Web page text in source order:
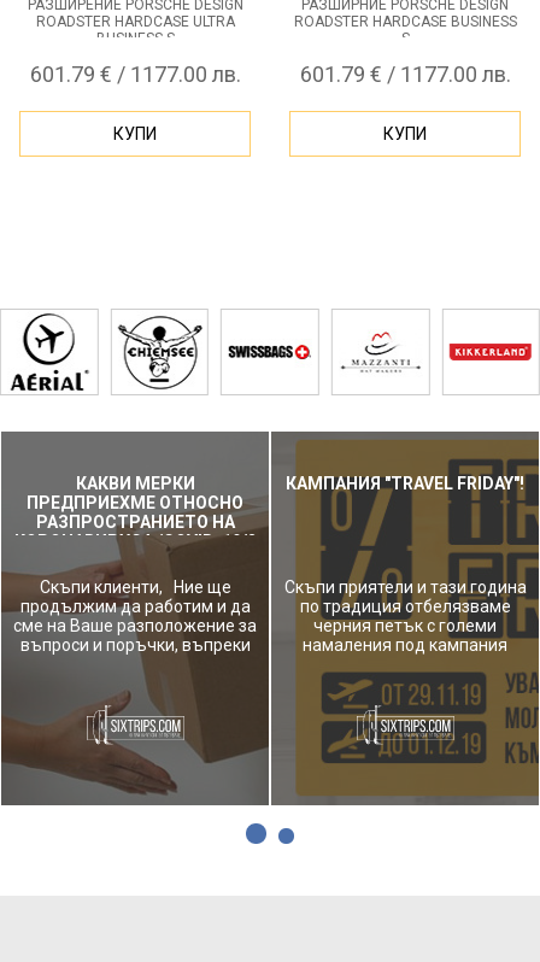
РАЗШИРЕНИЕ PORSCHE DESIGN
ROADSTER HARDCASE ULTRA
BUSINESS S
601.79 € / 1177.00 лв.
КУПИ
РАЗШИРНИЕ PORSCHE DESIGN
ROADSTER HARDCASE BUSINESS
S
601.79 € / 1177.00 лв.
КУПИ
КАКВИ МЕРКИ
ПРЕДПРИЕХМЕ ОТНОСНО
РАЗПРОСТРАНИЕТО НА
КОРОНАВИРУСА /COVID-19/?
Скъпи клиенти, Ние ще
продължим да работим и да
сме на Ваше разположение за
въпроси и поръчки, въпреки
разпространението на...
КАМПАНИЯ "TRAVEL FRIDAY"!
Скъпи приятели и тази година
по традиция отбелязваме
черния петък с големи
намаления под кампания